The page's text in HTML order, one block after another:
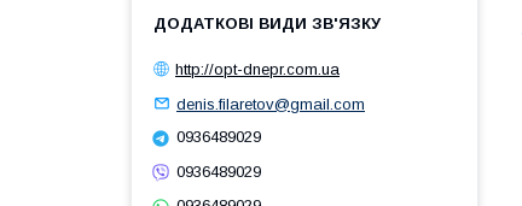
http://opt-dnepr.com.ua
denis.filaretov@gmail.com
0936489029
0936489029